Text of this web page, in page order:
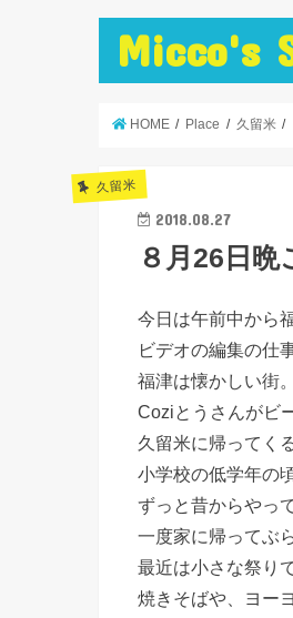
Micco's
HOME Place 久留米
久留米
2018.08.27
８月26日晩
今日は午前中から
ビデオの編集の仕
福津は懐かしい街。
Coziとうさんがビ
久留米に帰ってく
小学校の低学年の
ずっと昔からやっ
一度家に帰ってぶ
最近は小さな祭り
焼きそばや、ヨー